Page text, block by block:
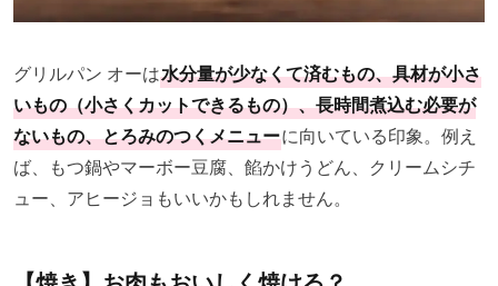
グリルパン オーは水分量が少なくて済むもの、具材が小さ
いもの（小さくカットできるもの）、長時間煮込む必要が
ないもの、とろみのつくメニューに向いている印象。例え
ば、もつ鍋やマーボー豆腐、餡かけうどん、クリームシチ
ュー、アヒージョもいいかもしれません。